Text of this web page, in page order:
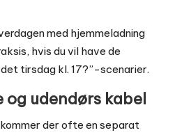
med hjemmeladning
, hvis du vil have de
tirsdag kl. 17?”-scenarier.
og udendørs kabel
der ofte en separat